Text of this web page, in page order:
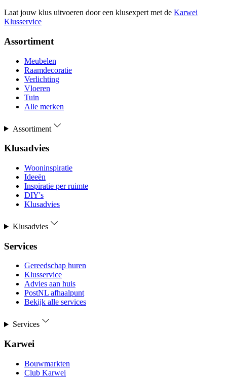
Laat jouw klus uitvoeren door een klusexpert met de Karwei
Klusservice
Assortiment
Meubelen
Raamdecoratie
Verlichting
Vloeren
Tuin
Alle merken
Assortiment
Klusadvies
Wooninspiratie
Ideeën
Inspiratie per ruimte
DIY's
Klusadvies
Klusadvies
Services
Gereedschap huren
Klusservice
Advies aan huis
PostNL afhaalpunt
Bekijk alle services
Services
Karwei
Bouwmarkten
Club Karwei